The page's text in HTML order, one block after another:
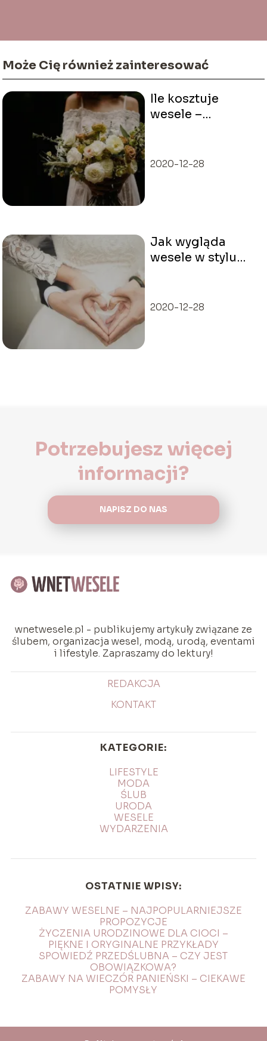
Może Cię również zainteresować
Ile kosztuje
wesele –
2020-12-28
Jak wygląda
wesele w stylu
2020-12-28
Potrzebujesz więcej
informacji?
NAPISZ DO NAS
wnetwesele.pl - publikujemy artykuły związane ze
ślubem, organizacja wesel, modą, urodą, eventami
i lifestyle. Zapraszamy do lektury!
REDAKCJA
KONTAKT
KATEGORIE:
LIFESTYLE
MODA
ŚLUB
URODA
WESELE
WYDARZENIA
OSTATNIE WPISY:
ZABAWY WESELNE – NAJPOPULARNIEJSZE
PROPOZYCJE
ŻYCZENIA URODZINOWE DLA CIOCI –
PIĘKNE I ORYGINALNE PRZYKŁADY
SPOWIEDŹ PRZEDŚLUBNA – CZY JEST
OBOWIĄZKOWA?
ZABAWY NA WIECZÓR PANIEŃSKI – CIEKAWE
POMYSŁY